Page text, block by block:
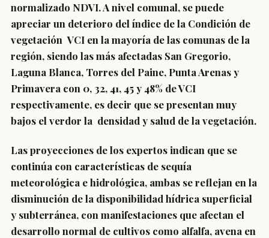
normalizado NDVI. A nivel comunal, se puede
apreciar un deterioro del índice de la Condición de
vegetación VCI en la mayoría de las comunas de la
región, siendo las más afectadas San Gregorio,
Laguna Blanca, Torres del Paine, Punta Arenas y
Primavera con 0, 32, 41, 45 y 48% de VCI
respectivamente, es decir que se presentan muy
bajos el verdor la densidad y salud de la vegetación.
Las proyecciones de los expertos indican que se
continúa con características de sequía
meteorológica e hidrológica, ambas se reflejan en la
disminución de la disponibilidad hídrica superficial
y subterránea, con manifestaciones que afectan el
desarrollo normal de cultivos como alfalfa, avena en